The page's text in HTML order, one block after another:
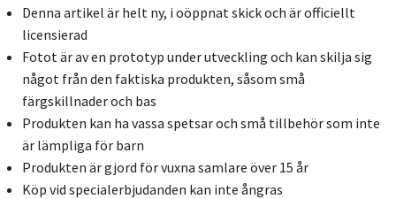
Denna artikel är helt ny, i oöppnat skick och är officiellt
licensierad
Fotot är av en prototyp under utveckling och kan skilja sig
något från den faktiska produkten, såsom små
färgskillnader och bas
Produkten kan ha vassa spetsar och små tillbehör som inte
är lämpliga för barn
Produkten är gjord för vuxna samlare över 15 år
Köp vid specialerbjudanden kan inte ångras